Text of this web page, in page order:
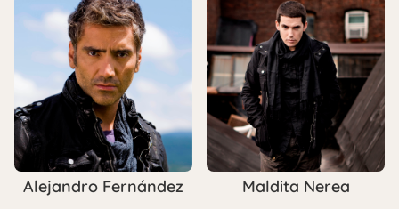
Alejandro Fernández Maldita Nerea